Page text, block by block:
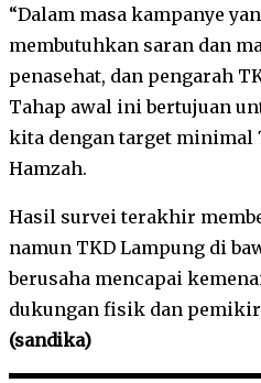
“Dalam masa kampanye
membutuhkan saran dan
penasehat, dan pengarah
Tahap awal ini bertujuan
kita dengan target minimal
Hamzah.
Hasil survei terakhir
namun TKD Lampung di
berusaha mencapai
dukungan fisik dan
(sandika)